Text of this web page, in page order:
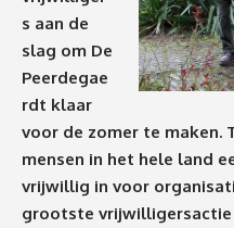
s aan de
slag om De
Peerdegae
rdt klaar
voor de zomer te maken.
mensen in het hele land
vrijwillig in voor
grootste vrijwilligersactie